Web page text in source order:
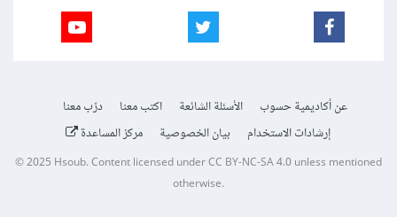
عن أكاديمية حسوب الأسئلة الشائعة اكتب معنا
درّب معنا
إرشادات الاستخدام
بيان الخصوصية مركز المساعدة
© 2025Hsoub.Content licensed underCC BY-NC-SA 4.0unless mentioned
otherwise.